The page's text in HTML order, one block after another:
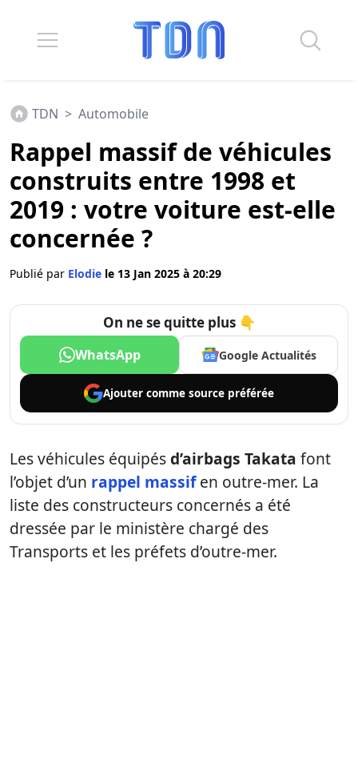
TDN > Automobile
Rappel massif de véhicules
construits entre 1998 et
2019 : votre voiture est-elle
concernée ?
Publié par Elodie le 13 Jan 2025 à 20:29
On ne se quitte plus 👇
WhatsApp Google Actualités
Ajouter comme source préférée
Les véhicules équipésd’airbags Takata font
l’objet d’un rappel massifen outre-mer. La
liste des constructeurs concernés a été
dressée par le ministère chargé des
Transports et les préfets d’outre-mer.